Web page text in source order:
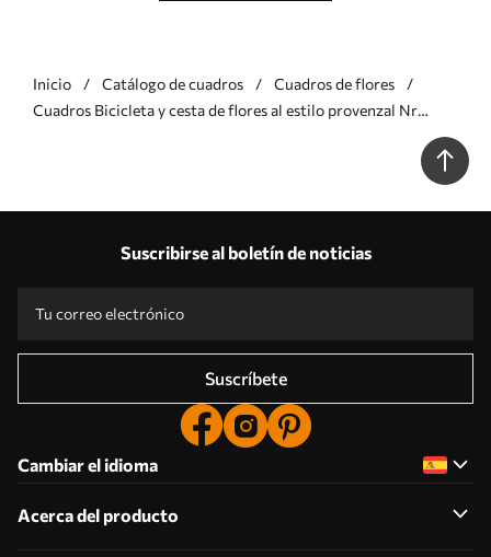
Inicio Catálogo de cuadros
Cuadros de flores
Cuadros Bicicleta y cesta de flores al estilo provenzal Nr
Suscribirse al boletín de noticias
Suscríbete
Cambiar el idioma
Acerca del producto